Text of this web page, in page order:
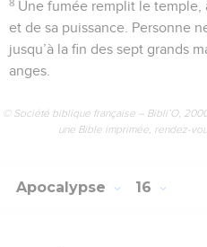
8 Une fumée remplit le temple,
et de sa puissance. Personne
jusqu’à la fin des sept grands
anges.
© Société biblique française – Bibli’O,
une Bible imprimée, rendez-
Apocalypse 16